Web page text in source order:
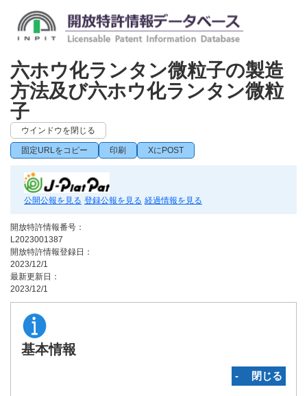
六ホウ化ランタン微粒子の製造
方法及び六ホウ化ランタン微粒
子
ウインドウを閉じる
固定URLをコピー 印刷 XにPOST
公開公報を見る 登録公報を見る 経過情報を見る
開放特許情報番号：
L2023001387
開放特許情報登録日：
2023/12/1
最新更新日：
2023/12/1
基本情報
‐ 閉じる